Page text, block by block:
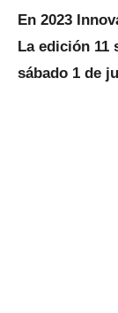
En 2023
La edición 11
sábado 1 de